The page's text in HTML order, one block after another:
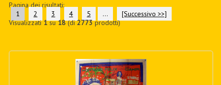
CUSTOM PDF
Pagina dei risultati:
1
2 3 4 5 ...
[Successivo >>]
Visualizzati1su18(di2773prodotti)